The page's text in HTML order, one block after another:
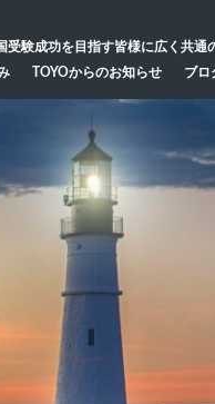
受験成功を目指す皆様に広く共通
TOYOからのお知らせ ブロ